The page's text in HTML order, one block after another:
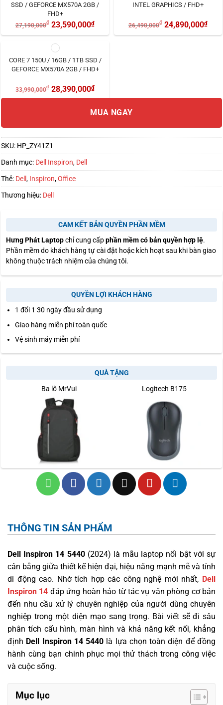
SSD / GEFORCE MX570A 2GB /
FHD+
27,190,000₫ 23,590,000₫
INTEL GRAPHICS / FHD+
26,490,000₫ 24,890,000₫
CORE 7 150U / 16GB / 1TB SSD /
GEFORCE MX570A 2GB / FHD+
33,990,000₫ 28,390,000₫
MUA NGAY
SKU: HP_ZY41Z1
Danh mục: Dell Inspiron, Dell
Thẻ: Dell , Inspiron,Office
Thương hiệu: Dell
CAM KẾT BẢN QUYỀN PHẦN MỀM
Hưng Phát Laptopchỉ cung cấpphần mềm có bản quyền hợp lệ.
Phần mềm do khách hàng tự cài đặt hoặc kích hoạt sau khi bàn giao
không thuộc trách nhiệm của chúng tôi.
QUYỀN LỢI KHÁCH HÀNG
1 đổi 1 30 ngày đầu sử dụng
Giao hàng miễn phí toàn quốc
Vệ sinh máy miễn phí
QUÀ TẶNG
Ba lô MrVui Logitech B175
THÔNG TIN SẢN PHẨM
Dell Inspiron 14 5440(2024) là mẫu laptop nổi bật với sự
cân bằng giữa thiết kế hiện đại, hiệu năng mạnh mẽ và tính
di động cao. Nhờ tích hợp các công nghệ mới nhất, Dell
Inspiron 14 đáp ứng hoàn hảo từ tác vụ văn phòng cơ bản
đến nhu cầu xử lý chuyên nghiệp của người dùng chuyên
nghiệp trong một diện mạo sang trọng. Bài viết sẽ đi sâu
phân tích cấu hình, màn hình và khả năng kết nối, khẳng
định Dell Inspiron 14 5440 là lựa chọn toàn diện để đồng
hành cùng bạn chinh phục mọi thử thách trong công việc
và cuộc sống.
Mục lục